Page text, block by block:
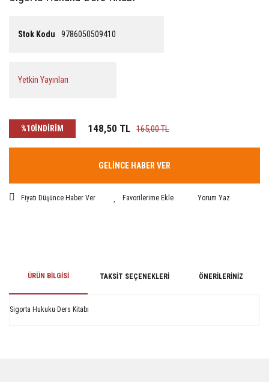
Stok Kodu 9786050509410
Yetkin Yayınları
%10İNDİRİM 148,50 TL 165,00 TL
GELİNCE HABER VER
Fiyatı Düşünce Haber Ver Yorum Yaz
ÜRÜN BILGISI TAKSIT SEÇENEKLERI ÖNERILERINIZ
Sigorta Hukuku Ders Kitabı